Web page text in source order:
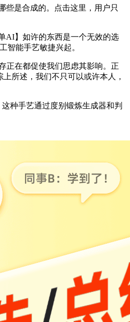
是合成的。点击这里，用户只
AI】如许的东西是一个无效的选
智能手艺敏捷兴起。
在都促使我们思虑其影响。正
所述，我们不只可以或许本人，
种手艺通过度别锻炼生成器和判